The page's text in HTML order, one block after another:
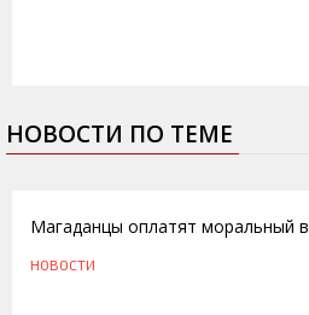
НОВОСТИ ПО ТЕМЕ
Магаданцы оплатят моральный
НОВОСТИ